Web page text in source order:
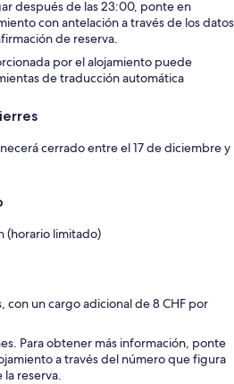
después de las 23:00, ponte en
con antelación a través de los datos
de reserva.
por el alojamiento puede
de traducción automática
cerrado entre el 17 de diciembre y
(horario limitado)
con un cargo adicional de 8 CHF por
Para obtener más información, ponte
a través del número que figura
reserva.